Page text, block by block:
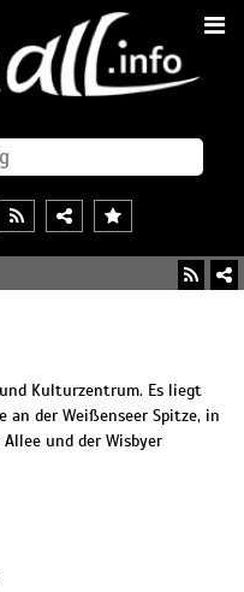
Kulturzentrum. Es liegt
an der Weißenseer Spitze, in
und der Wisbyer